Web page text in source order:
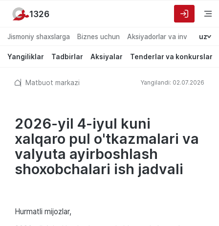
Jismoniy shaxslarga Biznes uchun Aksiyadorlar va investorlarga
uz
Yangiliklar Tadbirlar Aksiyalar Tenderlar va konkurslar
1326
Matbuot markazi Yangilandi: 02.07.2026
2026-yil 4-iyul kuni
xalqaro pul o'tkazmalari va
valyuta ayirboshlash
shoxobchalari ish jadvali
Hurmatli mijozlar,